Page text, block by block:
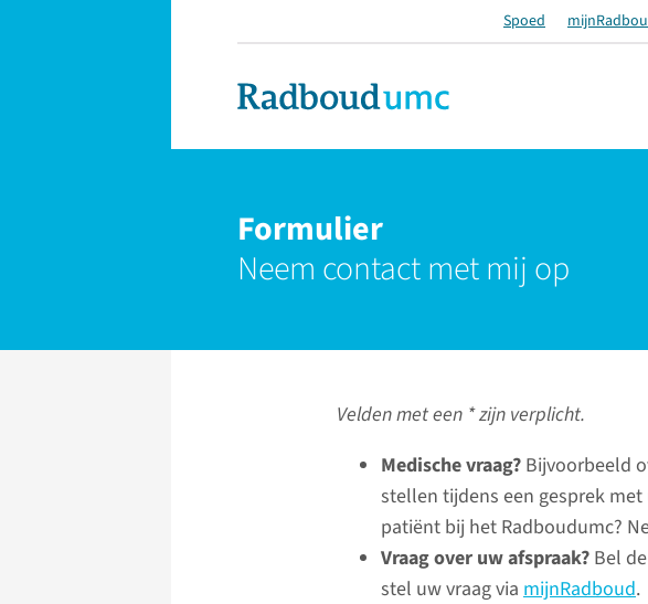
Spoed
Formulier
Neem contact met mij op
Velden met een * zijn verplicht.
Medische vraag? Bijvoorbeeld
stellen tijdens een gesprek
patiënt bij het Radboudumc?
Vraag over uw afspraak? Bel de
stel uw vraag via mijnRadboud.